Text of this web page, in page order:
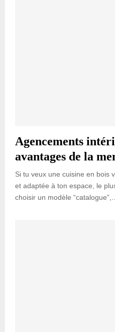
Agencements
avantages de la
Si tu veux une cuisine en bois
et adaptée à ton espace, le
choisir un modèle “catalogue”,...